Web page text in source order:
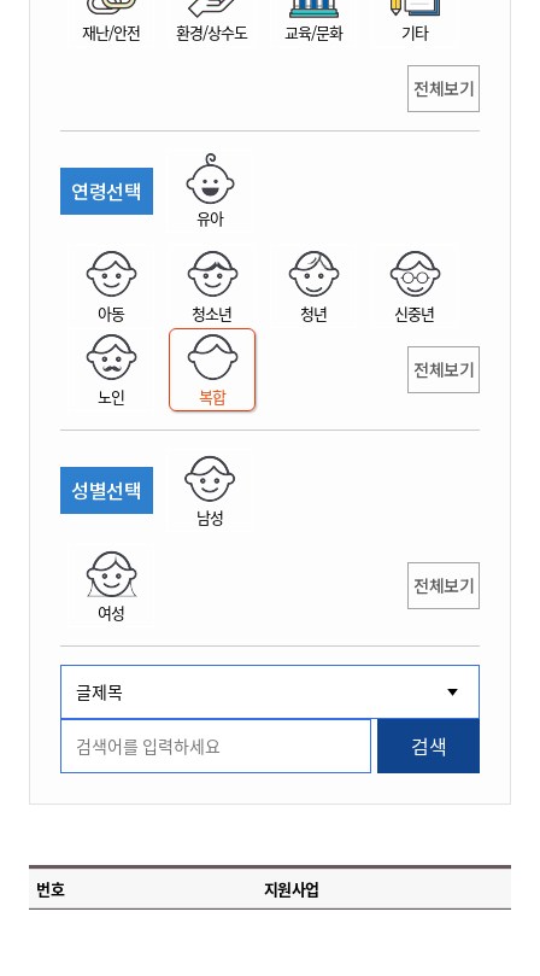
재난/안전 환경/상수도 교육/문화 기타
전체보기
연령선택
유아
아동 청소년 청년 신중년
노인 복합
전체보기
성별선택
남성
여성
전체보기
검색
번호 지원사업